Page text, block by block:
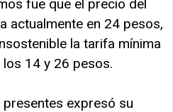
fue que el precio del
actualmente en 24 pesos,
la tarifa mínima
14 y 26 pesos.
expresó su